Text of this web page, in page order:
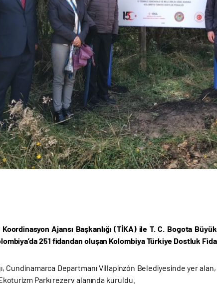
Ajansı Başkanlığı (TİKA) ile T. C. Bogota
251 fidandan oluşan Kolombiya Türkiye Dostluk
Cundinamarca Departmanı Villapinzón Belediyesinde yer
Parkı rezerv alanında kuruldu.